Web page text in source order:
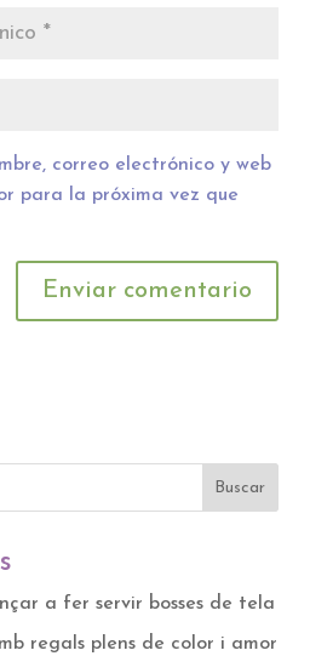
correo electrónico y web
para la próxima vez que
Buscar
a fer servir bosses de tela
regals plens de color i amor